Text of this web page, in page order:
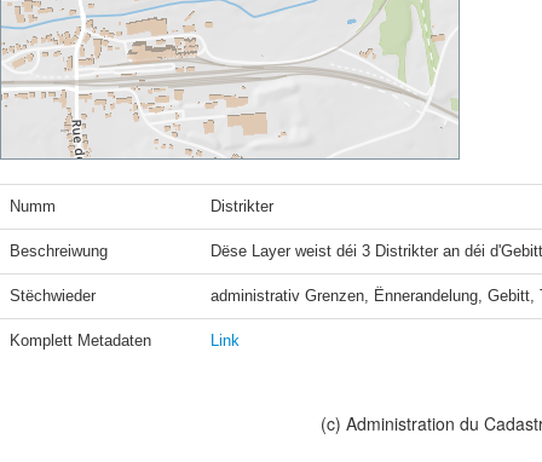
Numm Distrikter
Beschreiwung Dëse Layer weist déi 3 Distrikter an déi
Stëchwieder administrativ Grenzen, Ënnerandelung,
Komplett Metadaten Link
(c) Administration du